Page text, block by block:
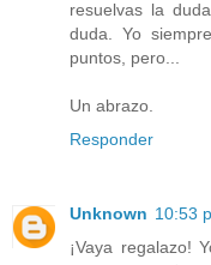
resuelvas la
duda. Yo
puntos, pero...
Un abrazo.
Responder
Unknown 10:53
¡Vaya regalazo!